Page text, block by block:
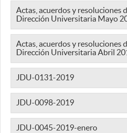
Actas, acuerdos y resoluciones
Dirección Universitaria Mayo
Actas, acuerdos y resoluciones
Dirección Universitaria Abril
JDU-0131-2019
JDU-0098-2019
JDU-0045-2019-enero